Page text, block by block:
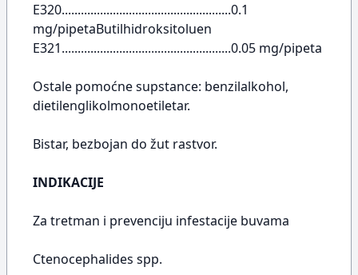
E320.....................................................0.1
mg/pipetaButilhidroksitoluen
E321.....................................................0.05 mg/pipeta
Ostale pomoćne supstance: benzilalkohol,
dietilenglikolmonoetiletar.
Bistar, bezbojan do žut rastvor.
INDIKACIJE
Za tretman i prevenciju infestacije buvama
Ctenocephalides spp.